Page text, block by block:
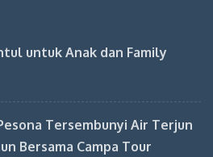
untuk Anak dan Family
Tersembunyi Air Terjun
Bersama Campa Tour